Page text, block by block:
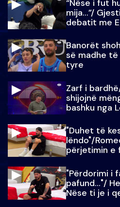
“Nëse i fut
mija…”/
debatit me
Banorët
së madhe të
tyre
Zarf i
shijojnë
bashku nga
"Duhet të
lëndo"/
përjetimin e
"Përdorimi i
pafund…"/
Nëse ti je i